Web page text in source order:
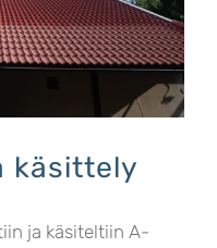
käsittely
ja käsiteltiin A-